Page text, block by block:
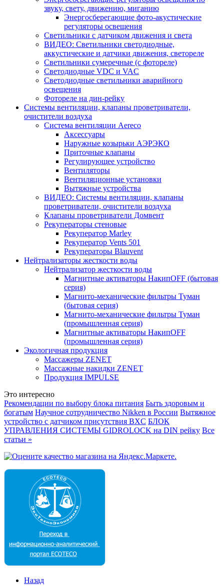
звуку, свету, движению, миганию
Энергосберегающие фото-акустические
регуляторы освещения
Светильники с датчиком движения и света
ВИДЕО: Светильники светодиодные,
аккустические и датчики движения, светореле
Светильники сумеречные (с фотореле)
Светодиодные VDC и VAC
Светодиодные светильники аварийного
освещения
Фотореле на дин-рейку
Системы вентиляции, клапаны проветриватели,
очистители воздуха
Система вентиляции Aereco
Аксессуары
Наружные козырьки АЭРЭКО
Приточные клапаны
Регулирующее устройство
Вентиляторы
Вентиляционные установки
Вытяжные устройства
ВИДЕО: Системы вентиляции, клапаны
проветриватели, очистители воздуха
Клапаны проветриватели Домвент
Рекуператоры стеновые
Рекуператор Marley
Рекуператор Vents 501
Рекуператоры Blauvent
Нейтрализаторы жесткости воды
Нейтрализатор жесткости воды
Магнитные активаторы НакипOFF (бытовая
серия)
Магнито-механические фильтры Туман
(бытовая серия)
Магнито-механические фильтры Туман
(промышленная серия)
Магнитные активаторы НакипOFF
(промышленная серия)
Экологичная продукция
Массажеры ZENET
Массажные накидки ZENET
Продукция IMPULSE
Это интересно
Рекомендации по выбору блока питания Быть здоровым и
богатым Научное сотрудничество Nikken в России Вытяжное
устройство с датчиком присутствия BXC БЛОК
УПРАВЛЕНИЯ СИСТЕМЫ GIDROLOCK на DIN рейку Все
статьи »
Назад